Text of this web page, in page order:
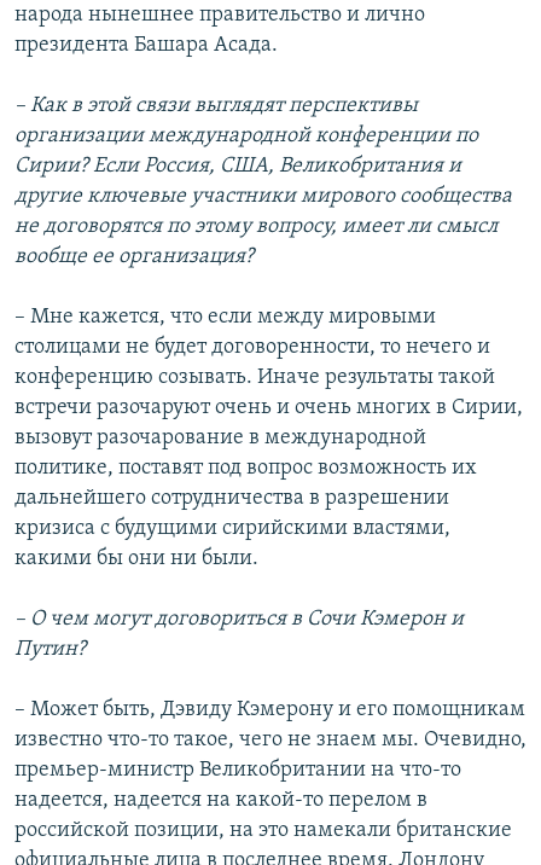
народа нынешнее правительство и лично
президента Башара Асада.
– Как в этой связи выглядят перспективы
организации международной конференции по
Сирии? Если Россия, США, Великобритания и
другие ключевые участники мирового сообщества
не договорятся по этому вопросу, имеет ли смысл
вообще ее организация?
– Мне кажется, что если между мировыми
столицами не будет договоренности, то нечего и
конференцию созывать. Иначе результаты такой
встречи разочаруют очень и очень многих в Сирии,
вызовут разочарование в международной
политике, поставят под вопрос возможность их
дальнейшего сотрудничества в разрешении
кризиса с будущими сирийскими властями,
какими бы они ни были.
– О чем могут договориться в Сочи Кэмерон и
Путин?
– Может быть, Дэвиду Кэмерону и его помощникам
известно что-то такое, чего не знаем мы. Очевидно,
премьер-министр Великобритании на что-то
надеется, надеется на какой-то перелом в
российской позиции, на это намекали британские